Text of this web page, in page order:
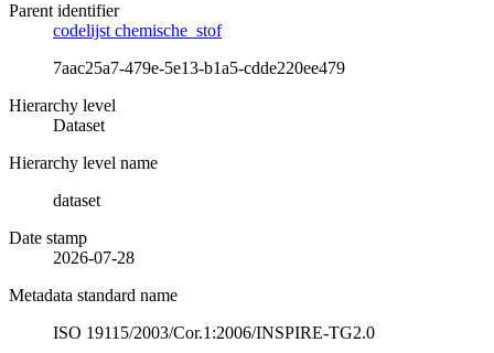
Parent identifier
codelijst chemische_stof
7aac25a7-479e-5e13-b1a5-cdde220ee479
Hierarchy level
Dataset
Hierarchy level name
dataset
Date stamp
2026-07-28
Metadata standard name
ISO 19115/2003/Cor.1:2006/INSPIRE-TG2.0